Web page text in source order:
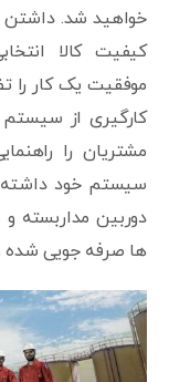
خواهید شد. داشتن
کیفیت کالا
موفقیت یک کار
کارگیری از
مشتریان را
سیستم خود داشته
دوربین مداربسته
ها صرفه جویی شده